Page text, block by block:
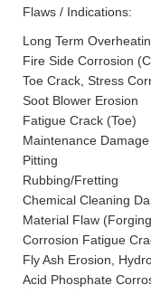
Flaws / Indications:
Long Term
Fire Side Corrosion
Toe Crack, Stress
Soot Blower Erosion
Fatigue Crack (Toe)
Maintenance Damage
Pitting
Rubbing/Fretting
Chemical Cleaning
Material Flaw
Corrosion Fatigue
Fly Ash Erosion,
Acid Phosphate